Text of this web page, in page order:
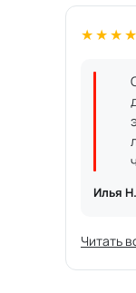
Илья Н.
Читать